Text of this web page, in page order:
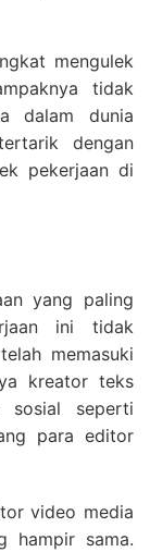
mengulek
tidak
dalam dunia
dengan
pekerjaan di
yang paling
ini tidak
memasuki
kreator teks
sosial seperti
para editor
video media
hampir sama.